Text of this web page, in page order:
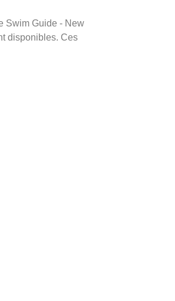
Swim Guide - New
disponibles. Ces